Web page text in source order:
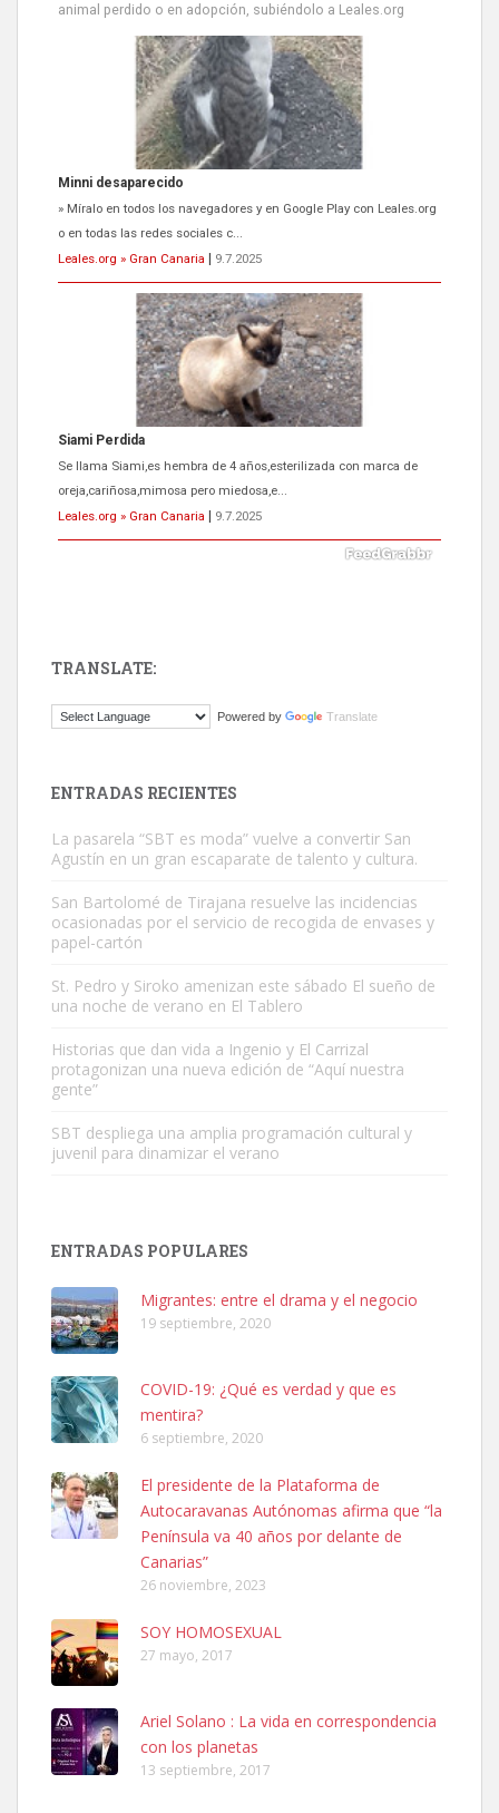
animal perdido o en adopción, subiéndolo a Leales.org
Minni desaparecido
» Míralo en todos los navegadores y en Google Play con Leales.org
o en todas las redes sociales c...
Leales.org » Gran Canaria
9.7.2025
Siami Perdida
Se llama Siami,es hembra de 4 años,esterilizada con marca de
oreja,cariñosa,mimosa pero miedosa,e...
Leales.org » Gran Canaria
9.7.2025
El ayuntamiento se va a llevar a Los Gatos callejeros de la zona los
Gato manso encontrado
Este gato macho ha aparecido en la calle hace menos de un mes,
es muy manso y extremadamente cari...
Leales.org » Gran Canaria
SHIBA PERDIDO AVDA JOSE MESA Y LOPEZ
PERRO MACHO RAZA SHIBA CON MICROCHIP PERDIDO HOY
06/07/2025 ZONA MESA Y LOPEZ. ES MUY ASUSTADIZO
Leales.org » Gran Canaria
6.7.2025
Ninfa perdida
El día 5 se los perdió una ninfa papillera, asustada tiene miedo a la
calle, se perdió por la zon...
TRANSLATE:
Powered by Translate
ENTRADAS RECIENTES
La pasarela “SBT es moda” vuelve a convertir San
Agustín en un gran escaparate de talento y cultura.
San Bartolomé de Tirajana resuelve las incidencias
ocasionadas por el servicio de recogida de envases y
papel-cartón
St. Pedro y Siroko amenizan este sábado El sueño de
una noche de verano en El Tablero
Historias que dan vida a Ingenio y El Carrizal
protagonizan una nueva edición de “Aquí nuestra
gente”
SBT despliega una amplia programación cultural y
juvenil para dinamizar el verano
ENTRADAS POPULARES
Migrantes: entre el drama y el negocio
19 septiembre, 2020
COVID-19: ¿Qué es verdad y que es
mentira?
6 septiembre, 2020
El presidente de la Plataforma de
Autocaravanas Autónomas afirma que “la
Península va 40 años por delante de
Canarias”
26 noviembre, 2023
SOY HOMOSEXUAL
27 mayo, 2017
Ariel Solano : La vida en correspondencia
con los planetas
13 septiembre, 2017